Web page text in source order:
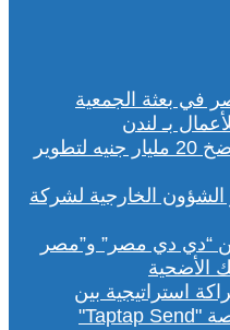
ڤودافون مصر تعلن ضخ 20 مليار جنيه لتطوير
“دي دي مصر” و”مصر
الأضحية